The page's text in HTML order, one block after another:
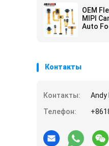
OEM
MIPI
Auto
Контакты
Контакты:
Andy
Телефон: